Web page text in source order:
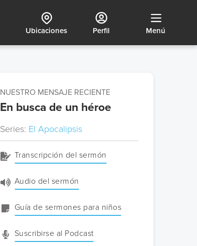
Menú
Perfil
Ubicaciones
NUESTRO MENSAJE RECIENTE
En busca de un héroe
Series: El Apocalipsis
Transcripción del sermón
Audio del sermón
Guía de sermones para niños
Suscribirse al Podcast